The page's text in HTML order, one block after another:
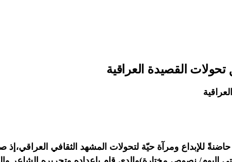
تحولات القصيدة العراقية
للإبداع ومرآة حيّة لتحولات المشهد الثقافي العراقي،إذ